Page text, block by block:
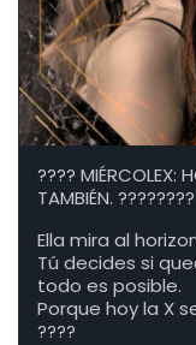
???? MIÉRCOLEX:
TAMBIÉN. ????️????
Ella mira al
Tú decides si
todo es posible.
Porque hoy la X
????